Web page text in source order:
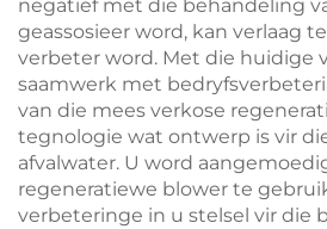
negatief met die behandeling
geassosieer word, kan verlaag
verbeter word. Met die huidige
saamwerk met
van die mees verkose
tegnologie wat ontwerp is vir
afvalwater. U word
regeneratiewe blower te
verbeteringe in u stelsel vir die